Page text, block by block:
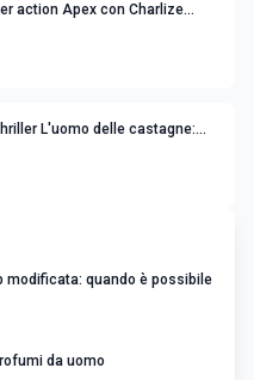
action Apex con Charlize
L'uomo delle castagne:
modificata: quando è possibile
da uomo